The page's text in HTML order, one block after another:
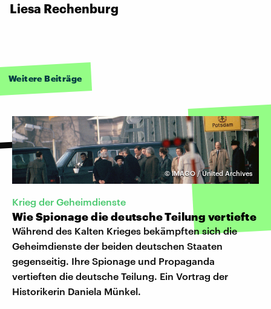
Liesa Rechenburg
Weitere Beiträge
©IMAGO / United Archives
Krieg der Geheimdienste
Wie Spionage die deutsche Teilung vertiefte
Während des Kalten Krieges bekämpften sich die
Geheimdienste der beiden deutschen Staaten
gegenseitig. Ihre Spionage und Propaganda
vertieften die deutsche Teilung. Ein Vortrag der
Historikerin Daniela Münkel.